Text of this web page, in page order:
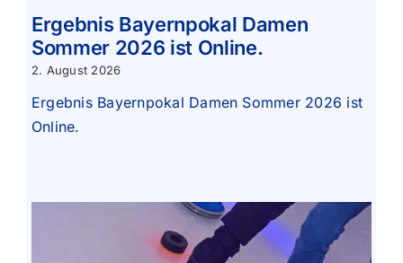
Ergebnis Bayernpokal Damen
Sommer 2026 ist Online.
2. August 2026
Ergebnis Bayernpokal Damen Sommer 2026 ist
Online.